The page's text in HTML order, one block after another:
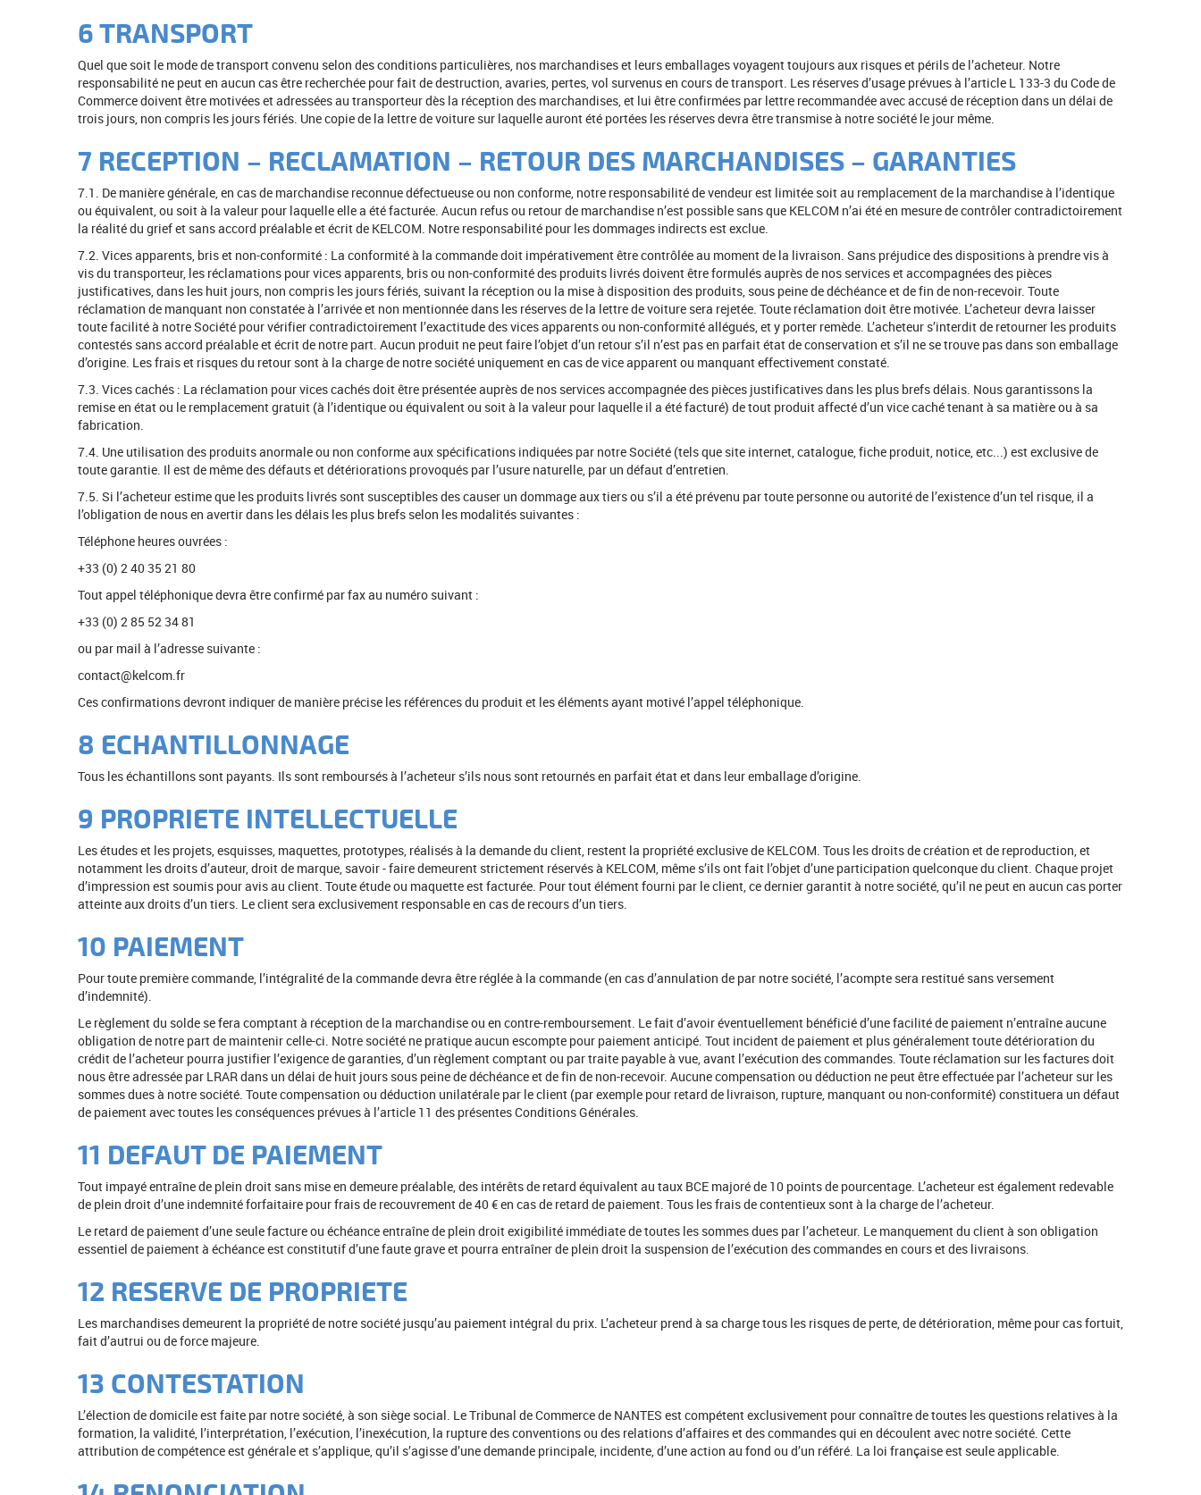
6 TRANSPORT
Quel que soit le mode de transport convenu selon des conditions particulières, nos marchandises et leurs emballages voyagent toujours aux risques et périls de l’acheteur. Notre
responsabilité ne peut en aucun cas être recherchée pour fait de destruction, avaries, pertes, vol survenus en cours de transport. Les réserves d’usage prévues à l’article L 133-3 du Code de
Commerce doivent être motivées et adressées au transporteur dès la réception des marchandises, et lui être confirmées par lettre recommandée avec accusé de réception dans un délai de
trois jours, non compris les jours fériés. Une copie de la lettre de voiture sur laquelle auront été portées les réserves devra être transmise à notre société le jour même.
7 RECEPTION – RECLAMATION – RETOUR DES MARCHANDISES – GARANTIES
7.1. De manière générale, en cas de marchandise reconnue défectueuse ou non conforme, notre responsabilité de vendeur est limitée soit au remplacement de la marchandise à l’identique
ou équivalent, ou soit à la valeur pour laquelle elle a été facturée. Aucun refus ou retour de marchandise n’est possible sans que KELCOM n’ai été en mesure de contrôler contradictoirement
la réalité du grief et sans accord préalable et écrit de KELCOM. Notre responsabilité pour les dommages indirects est exclue.
7.2. Vices apparents, bris et non-conformité : La conformité à la commande doit impérativement être contrôlée au moment de la livraison. Sans préjudice des dispositions à prendre vis à
vis du transporteur, les réclamations pour vices apparents, bris ou non-conformité des produits livrés doivent être formulés auprès de nos services et accompagnées des pièces
justificatives, dans les huit jours, non compris les jours fériés, suivant la réception ou la mise à disposition des produits, sous peine de déchéance et de fin de non-recevoir. Toute
réclamation de manquant non constatée à l’arrivée et non mentionnée dans les réserves de la lettre de voiture sera rejetée. Toute réclamation doit être motivée. L’acheteur devra laisser
toute facilité à notre Société pour vérifier contradictoirement l’exactitude des vices apparents ou non-conformité allégués, et y porter remède. L’acheteur s’interdit de retourner les produits
contestés sans accord préalable et écrit de notre part. Aucun produit ne peut faire l’objet d’un retour s’il n’est pas en parfait état de conservation et s’il ne se trouve pas dans son emballage
d’origine. Les frais et risques du retour sont à la charge de notre société uniquement en cas de vice apparent ou manquant effectivement constaté.
7.3. Vices cachés : La réclamation pour vices cachés doit être présentée auprès de nos services accompagnée des pièces justificatives dans les plus brefs délais. Nous garantissons la
remise en état ou le remplacement gratuit (à l’identique ou équivalent ou soit à la valeur pour laquelle il a été facturé) de tout produit affecté d’un vice caché tenant à sa matière ou à sa
fabrication.
7.4. Une utilisation des produits anormale ou non conforme aux spécifications indiquées par notre Société (tels que site internet, catalogue, fiche produit, notice, etc...) est exclusive de
toute garantie. Il est de même des défauts et détériorations provoqués par l’usure naturelle, par un défaut d’entretien.
7.5. Si l’acheteur estime que les produits livrés sont susceptibles des causer un dommage aux tiers ou s’il a été prévenu par toute personne ou autorité de l’existence d’un tel risque, il a
l’obligation de nous en avertir dans les délais les plus brefs selon les modalités suivantes :
Téléphone heures ouvrées :
+33 (0) 2 40 35 21 80
Tout appel téléphonique devra être confirmé par fax au numéro suivant :
+33 (0) 2 85 52 34 81
ou par mail à l’adresse suivante :
contact@kelcom.fr
Ces confirmations devront indiquer de manière précise les références du produit et les éléments ayant motivé l’appel téléphonique.
8 ECHANTILLONNAGE
Tous les échantillons sont payants. Ils sont remboursés à l’acheteur s’ils nous sont retournés en parfait état et dans leur emballage d’origine.
9 PROPRIETE INTELLECTUELLE
Les études et les projets, esquisses, maquettes, prototypes, réalisés à la demande du client, restent la propriété exclusive de KELCOM. Tous les droits de création et de reproduction, et
notamment les droits d’auteur, droit de marque, savoir - faire demeurent strictement réservés à KELCOM, même s’ils ont fait l’objet d’une participation quelconque du client. Chaque projet
d’impression est soumis pour avis au client. Toute étude ou maquette est facturée. Pour tout élément fourni par le client, ce dernier garantit à notre société, qu’il ne peut en aucun cas porter
atteinte aux droits d’un tiers. Le client sera exclusivement responsable en cas de recours d’un tiers.
10 PAIEMENT
Pour toute première commande, l’intégralité de la commande devra être réglée à la commande (en cas d’annulation de par notre société, l’acompte sera restitué sans versement
d’indemnité).
Le règlement du solde se fera comptant à réception de la marchandise ou en contre-remboursement. Le fait d’avoir éventuellement bénéficié d’une facilité de paiement n’entraîne aucune
obligation de notre part de maintenir celle-ci. Notre société ne pratique aucun escompte pour paiement anticipé. Tout incident de paiement et plus généralement toute détérioration du
crédit de l’acheteur pourra justifier l’exigence de garanties, d’un règlement comptant ou par traite payable à vue, avant l’exécution des commandes. Toute réclamation sur les factures doit
nous être adressée par LRAR dans un délai de huit jours sous peine de déchéance et de fin de non-recevoir. Aucune compensation ou déduction ne peut être effectuée par l’acheteur sur les
sommes dues à notre société. Toute compensation ou déduction unilatérale par le client (par exemple pour retard de livraison, rupture, manquant ou non-conformité) constituera un défaut
de paiement avec toutes les conséquences prévues à l’article 11 des présentes Conditions Générales.
11 DEFAUT DE PAIEMENT
Tout impayé entraîne de plein droit sans mise en demeure préalable, des intérêts de retard équivalent au taux BCE majoré de 10 points de pourcentage. L’acheteur est également redevable
de plein droit d’une indemnité forfaitaire pour frais de recouvrement de 40 € en cas de retard de paiement. Tous les frais de contentieux sont à la charge de l’acheteur.
Le retard de paiement d’une seule facture ou échéance entraîne de plein droit exigibilité immédiate de toutes les sommes dues par l’acheteur. Le manquement du client à son obligation
essentiel de paiement à échéance est constitutif d’une faute grave et pourra entraîner de plein droit la suspension de l’exécution des commandes en cours et des livraisons.
12 RESERVE DE PROPRIETE
Les marchandises demeurent la propriété de notre société jusqu’au paiement intégral du prix. L’acheteur prend à sa charge tous les risques de perte, de détérioration, même pour cas fortuit,
fait d’autrui ou de force majeure.
13 CONTESTATION
L’élection de domicile est faite par notre société, à son siège social. Le Tribunal de Commerce de NANTES est compétent exclusivement pour connaître de toutes les questions relatives à la
formation, la validité, l’interprétation, l’exécution, l’inexécution, la rupture des conventions ou des relations d’affaires et des commandes qui en découlent avec notre société. Cette
attribution de compétence est générale et s’applique, qu’il s’agisse d’une demande principale, incidente, d’une action au fond ou d’un référé. La loi française est seule applicable.